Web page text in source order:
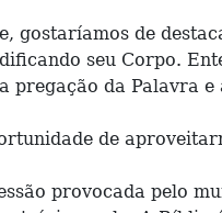
gostaríamos de
seu Corpo.
pregação da Palavra
de
provocada pelo